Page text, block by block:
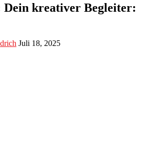
kreativer Begleiter:
Juli 18, 2025